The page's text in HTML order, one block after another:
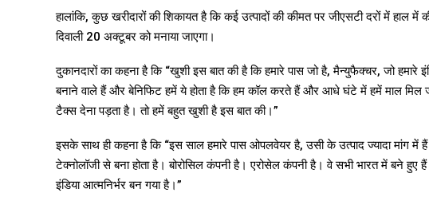
हालांकि, कुछ खरीदारों की शिकायत है कि कई उत्पादों की कीमत पर जीएसटी दरों में हाल में
दिवाली 20 अक्टूबर को मनाया जाएगा।
दुकानदारों का कहना है कि “खुशी इस बात की है कि हमारे पास जो है, मैन्युफैक्चर, जो
बनाने वाले हैं और बेनिफिट हमें ये होता है कि हम कॉल करते हैं और आधे घंटे में हमें माल मिल
टैक्स देना पड़ता है। तो हमें बहुत खुशी है इस बात की।”
इसके साथ ही कहना है कि “इस साल हमारे पास ओपलवेयर है, उसी के उत्पाद ज्यादा मांग
टेक्नोलॉजी से बना होता है। बोरोसिल कंपनी है। एरोसेल कंपनी है। वे सभी भारत में बने
इंडिया आत्मनिर्भर बन गया है।”